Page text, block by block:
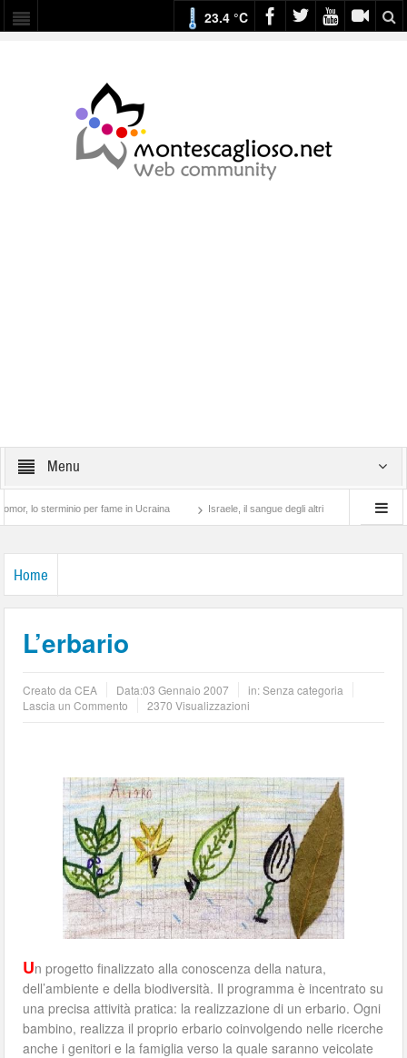
23.4 °C
Menu
sterminio per fame in Ucraina Israele, il sangue degli altri Lotta di classe…
Home
L’erbario
Creato daCEA Data:03 Gennaio 2007
in: Senza categoria
Lascia un Commento
2370 Visualizzazioni
Un progetto finalizzato alla conoscenza della natura,
dell’ambiente e della biodiversità. Il programma è incentrato su
una precisa attività pratica: la realizzazione di un erbario. Ogni
bambino, realizza il proprio erbario coinvolgendo nelle ricerche
anche i genitori e la famiglia verso la quale saranno veicolate